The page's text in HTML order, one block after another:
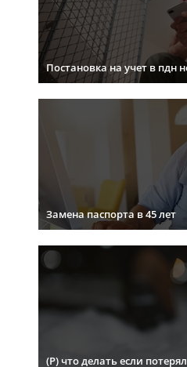
Постановка на учет в пдн
Замена паспорта в 45 лет
(Р) что делать если